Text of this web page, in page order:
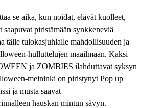
se aika, kun noidat, elävät kuolleet,
piristämään synkkeneviä
tälle tulokasjuhlalle mahdollisuuden ja
hulluttelujen maailmaan. Kaksi
ja ZOMBIES ilahduttavat syksyn
meininki on piristynyt Pop up
ja musta saavat
hauskan mintun sävyn.